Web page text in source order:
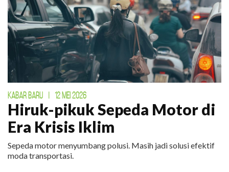
KABAR BARU | 12 MEI 2026
Hiruk-pikuk Sepeda Motor di
Era Krisis Iklim
Sepeda motor menyumbang polusi. Masih jadi solusi efektif
moda transportasi.